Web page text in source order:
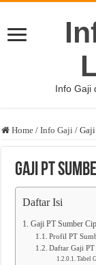
Info Gaji
Home / Info Gaji /
Gaji PT
Daftar Isi
Gaji PT Sumber
Profil PT
Daftar Gaji
Tabel